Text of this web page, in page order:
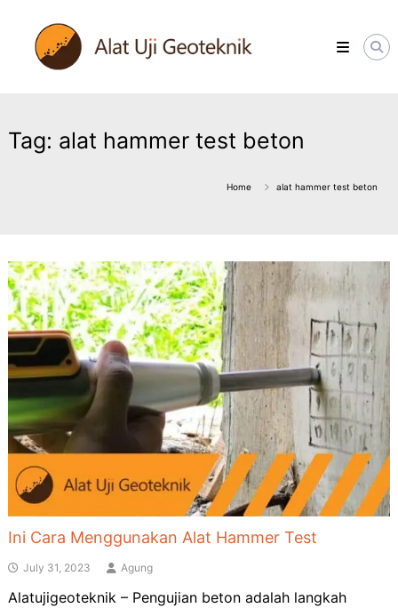
content
ALATUJIGEOTEKNIK.COM
DISTRIBUTOR
INSTRUMENT
Tag: alat hammer test beton
Home alat hammer test beton
Ini Cara Menggunakan Alat Hammer Test
July 31, 2023 Agung
Alatujigeoteknik – Pengujian beton adalah langkah